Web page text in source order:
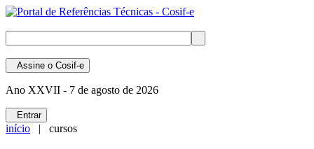
Assine o Cosif-e
Ano XXVII - 7 de agosto de 2026
Entrar
início | cursos